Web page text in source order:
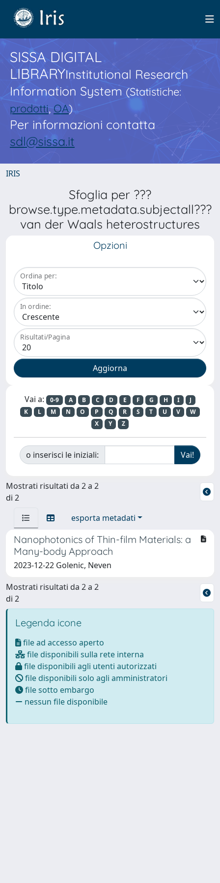
SISSA DIGITAL
LIBRARYInstitutional Research
Information System(Statistiche:
prodotti,OA)
Per informazioni contatta
sdl@sissa.it
IRIS
Sfoglia per ???
browse.type.metadata.subjectall???
van der Waals heterostructures
Opzioni
Ordina per:
In ordine:
Risultati/Pagina
Vai a: 0-9 A B C D E F G H I
J
K
L M N O P Q R S T U V
W
X
Y Z
o inserisci le iniziali:
Mostrati risultati da 2 a 2
di 2
esporta metadati
Nanophotonics of Thin-film Materials: a
Many-body Approach
2023-12-22 Golenic, Neven
Mostrati risultati da 2 a 2
di 2
Legenda icone
file ad accesso aperto
file disponibili sulla rete interna
file disponibili agli utenti autorizzati
file disponibili solo agli amministratori
file sotto embargo
nessun file disponibile